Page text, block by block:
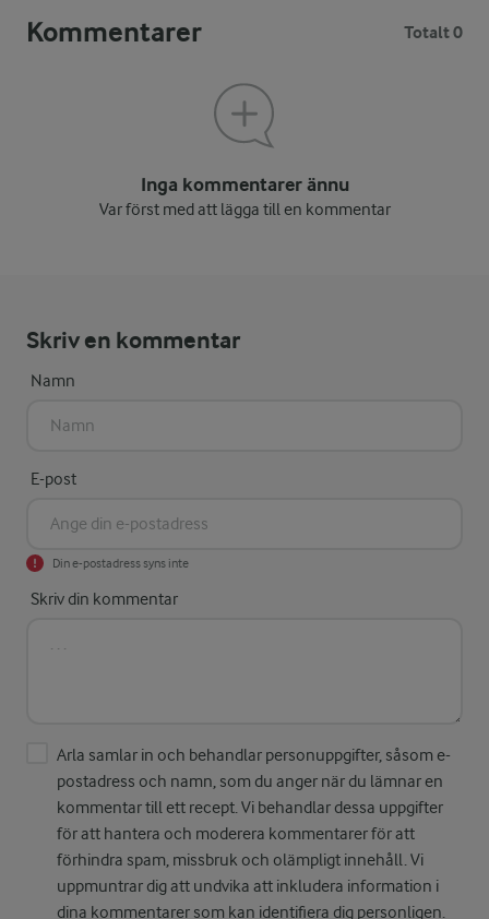
Kommentarer Totalt 0
Inga kommentarer ännu
Var först med att lägga till en kommentar
Skriv en kommentar
Namn
E-post
Din e-postadress syns inte
Skriv din kommentar
Arla samlar in och behandlar personuppgifter, såsom e-
postadress och namn, som du anger när du lämnar en
kommentar till ett recept. Vi behandlar dessa uppgifter
för att hantera och moderera kommentarer för att
förhindra spam, missbruk och olämpligt innehåll. Vi
uppmuntrar dig att undvika att inkludera information i
dina kommentarer som kan identifiera dig personligen.